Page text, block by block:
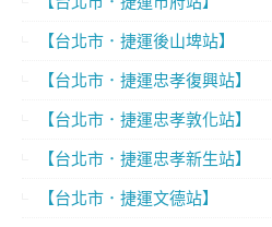
【台北市．捷運後山埤站】
【台北市．捷運忠孝復興站】
【台北市．捷運忠孝敦化站】
【台北市．捷運忠孝新生站】
【台北市．捷運文德站】